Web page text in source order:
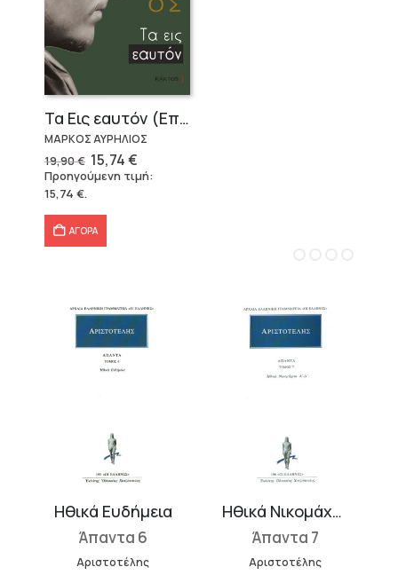
Τα Εις εαυτόν (Επίτομο) – Μάρκος Αυρήλιος
ΜΑΡΚΟΣ ΑΥΡΗΛΙΟΣ
19,90€ Original
price
was:
15,74€Η
τρέχουσα
τιμή
Προηγούμενη τιμή:
15,74 €.
ΑΓΟΡΑ
Ηθικά Ευδήμεια
Άπαντα 6
Αριστοτέλης
Ηθικά Νικομάχεια 1 (Α-Δ)
Άπαντα 7
Αριστοτέλης